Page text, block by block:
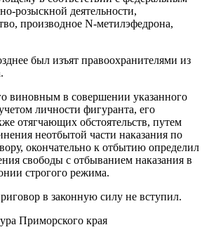
розыскной деятельности,
производное N-метилэфедрона,
был изъят правоохранителями из
виновным в совершении указанного
личности фигуранта, его
отягчающих обстоятельств, путем
неотбытой части наказания по
окончательно к отбытию определил
свободы с отбыванием наказания в
строгого режима.
в законную силу не вступил.
Приморского края